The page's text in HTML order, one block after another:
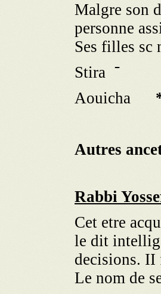
Malgre son
personne
Ses filles sc
Stira ־
Aouicha
Autres
Rabbi
Cet etre
le dit
decisions. II
Le nom de